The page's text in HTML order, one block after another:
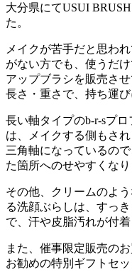
大分県にてUSUI
た。
メイクが苦手だと思わ
がない方でも、使うだ
アップブラシを販売さ
長さ・重さで、持ち運
長い軸タイプのb-r-sプ
は、メイクする側もさ
三角軸になっているの
た箇所へのせやすくなり
その他、クリームのよ
る洗顔ぶらしは、すっ
で、汗や皮脂汚れが付
また、催事限定販売の
お勧めの特別ギフトセ